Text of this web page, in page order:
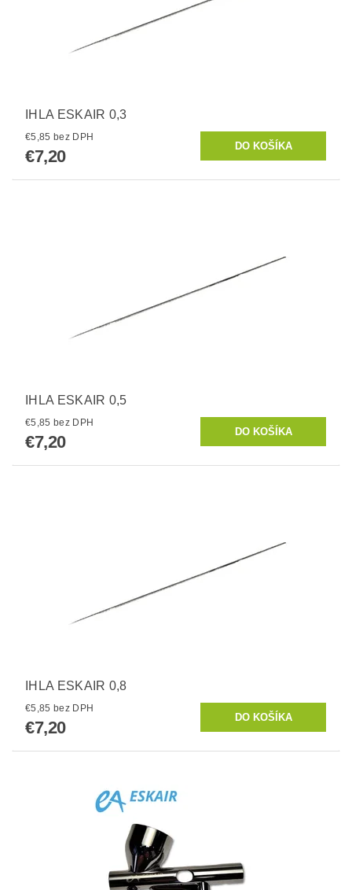
IHLA ESKAIR 0,3
€5,85 bez DPH
€7,20
IHLA ESKAIR 0,5
€5,85 bez DPH
€7,20
IHLA ESKAIR 0,8
€5,85 bez DPH
€7,20